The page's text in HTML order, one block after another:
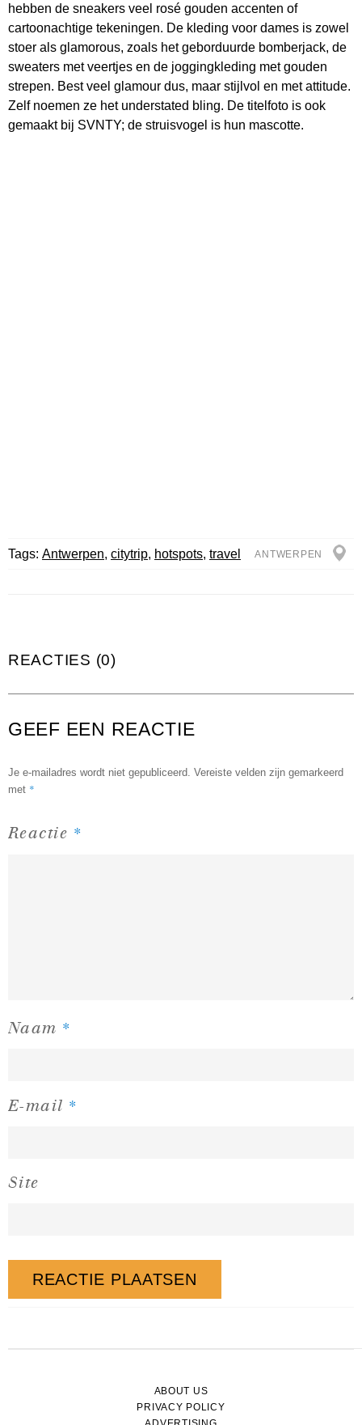
hebben de sneakers veel rosé gouden accenten of
cartoonachtige tekeningen. De kleding voor dames is zowel
stoer als glamorous, zoals het geborduurde bomberjack, de
sweaters met veertjes en de joggingkleding met gouden
strepen. Best veel glamour dus, maar stijlvol en met attitude.
Zelf noemen ze het understated bling. De titelfoto is ook
gemaakt bij SVNTY; de struisvogel is hun mascotte.
Tags: Antwerpen, citytrip, hotspots, travel ANTWERPEN
REACTIES (0)
GEEF EEN REACTIE
Je e-mailadres wordt niet gepubliceerd. Vereiste velden zijn gemarkeerd
met *
Reactie *
Naam *
E-mail *
Site
ABOUT US
PRIVACY POLICY